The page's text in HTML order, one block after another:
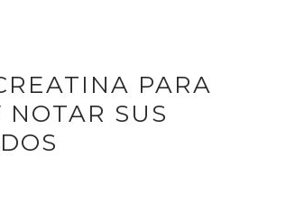
PARA
SUS